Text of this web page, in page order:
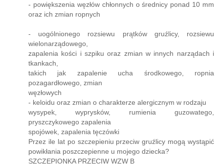
- powiększenia węzłów chłonnych o średnicy ponad 10 mm
oraz ich zmian ropnych
- uogólnionego rozsiewu prątków gruźlicy, rozsiewu
wielonarządowego,
zapalenia kości i szpiku oraz zmian w innych narządach i
tkankach,
takich jak zapalenie ucha środkowego, ropnia
pozagardłowego, zmian
węzłowych
- keloidu oraz zmian o charakterze alergicznym w rodzaju
wysypek, wyprysków, rumienia guzowatego,
pryszczykowego zapalenia
spojówek, zapalenia tęczówki
Przez ile lat po szczepieniu przeciw gruźlicy mogą wystąpić
powikłania poszczepienne u mojego dziecka?
SZCZEPIONKA PRZECIW WZW B